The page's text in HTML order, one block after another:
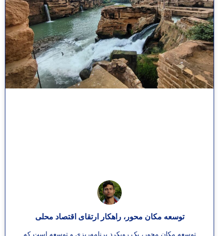
توسعه مکان محور، راهکار ارتقای اقتصاد محلی
توسعه مکان محور، یک رویکرد برنامه‌ریزی و توسعه است که